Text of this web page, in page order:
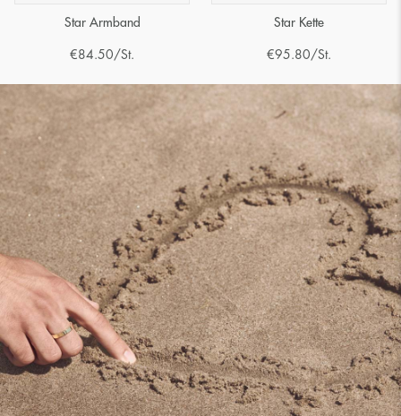
Star Armband
€84.50/St.
Star Kette
€95.80/St.